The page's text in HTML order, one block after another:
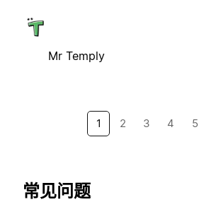
Mr Temply
1 2 3 4 5
常见问题